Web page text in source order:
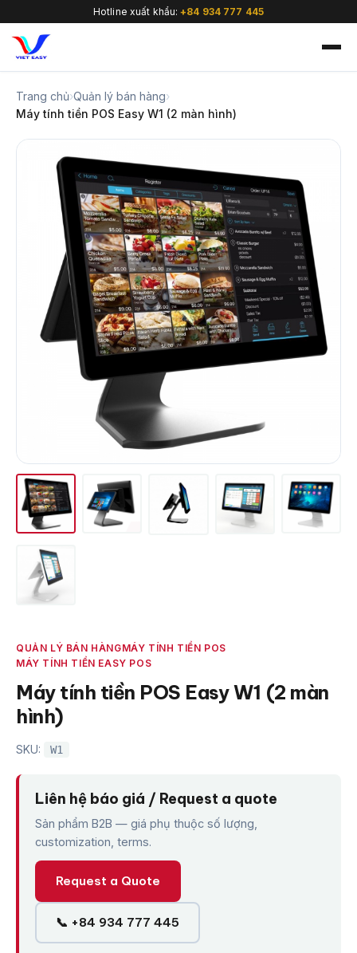
Hotline xuất khẩu:+84 934 777 445
Trang chủ›Quản lý bán hàng›
Máy tính tiền POS Easy W1 (2 màn hình)
QUẢN LÝ BÁN HÀNGMÁY TÍNH TIỀN POS
MÁY TÍNH TIỀN EASY POS
Máy tính tiền POS Easy W1 (2 màn
hình)
SKU: W1
Liên hệ báo giá / Request a quote
Sản phẩm B2B — giá phụ thuộc số lượng,
customization, terms.
Request a Quote
📞 +84 934 777 445